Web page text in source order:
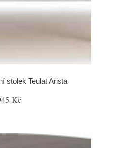
stolek Teulat Arista
Kč